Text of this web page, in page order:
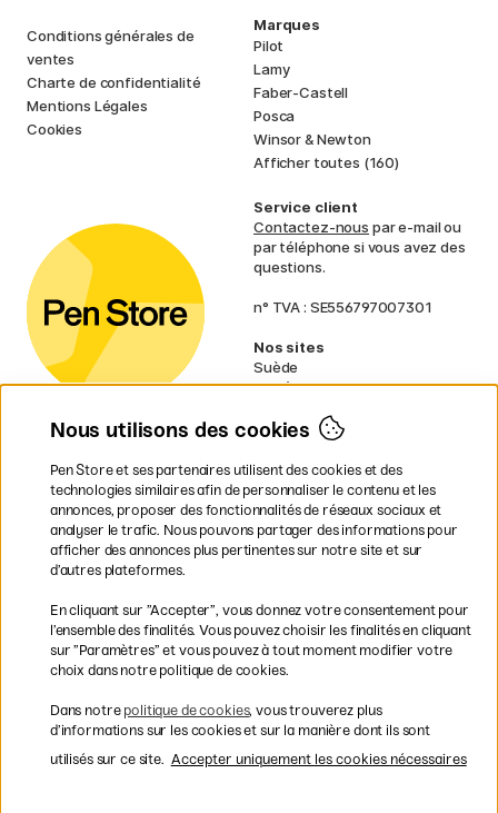
Conditions générales de
ventes
Charte de confidentialité
Mentions Légales
Cookies
Marques
Pilot
Lamy
Faber-Castell
Posca
Winsor & Newton
Afficher toutes (160)
Service client
Contactez-nous par e-mail ou
par téléphone si vous avez des
questions.
n° TVA : SE556797007301
Nos sites
Suède
Norvège
Finlande
Irlande
Pays-Bas
Royaume-Uni
UE
volumineux.
Les modes de paiement
Nous utilisons des cookies
Pen Store et ses partenaires utilisent des cookies et des
technologies similaires afin de personnaliser le contenu et les
annonces, proposer des fonctionnalités de réseaux sociaux et
analyser le trafic. Nous pouvons partager des informations pour
afficher des annonces plus pertinentes sur notre site et sur
d’autres plateformes.
En cliquant sur ”Accepter”, vous donnez votre consentement pour
l’ensemble des finalités. Vous pouvez choisir les finalités en cliquant
sur ”Paramètres” et vous pouvez à tout moment modifier votre
choix dans notre politique de cookies.
Dans notre politique de cookies, vous trouverez plus
d’informations sur les cookies et sur la manière dont ils sont
utilisés sur ce site. Accepter uniquement les cookies nécessaires